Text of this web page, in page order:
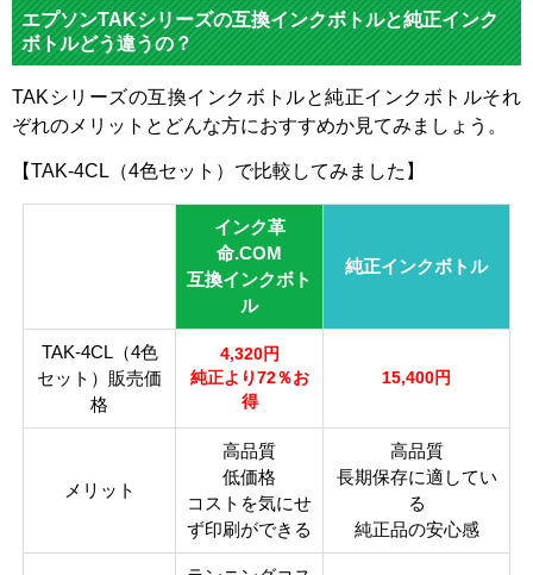
メーカ
ー
エプソン
純正型
番
TAK-PB TAK-C TAK-M TAK-Y
カラー
フォト
ブラッ
シアン
染料
ICチッ
プ
製品タ
インクボトル
エプソンTAKシリーズの互換インクボトルと純正インク
ボトルどう違うの？
TAKシリーズの互換インクボトルと純正インクボトルそれ
ぞれのメリットとどんな方におすすめか見てみましょう。
【TAK-4CL（4色セット）で比較してみました】
インク革
命.COM
互換インクボト
ル
純正インクボトル
TAK-4CL（4色
セット）販売価
格
4,320円
純正より72％お
得
15,400円
メリット
高品質
低価格
コストを気にせ
ず印刷ができる
高品質
長期保存に適してい
る
純正品の安心感